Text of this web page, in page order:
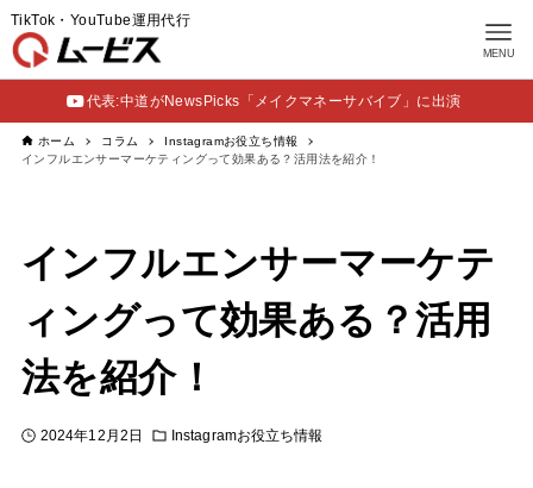
MENU
TikTok・YouTube運用代行
代表:中道がNewsPicks「メイクマネーサバイブ」に出演
ホーム コラム
Instagramお役立ち情報
インフルエンサーマーケティングって効果ある？活用法を紹介！
インフルエンサーマーケテ
ィングって効果ある？活用
法を紹介！
2024年12月2日 Instagramお役立ち情報